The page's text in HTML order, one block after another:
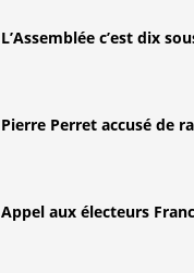
L’Assemblée c’est dix
Pierre Perret accusé de
Appel aux électeurs